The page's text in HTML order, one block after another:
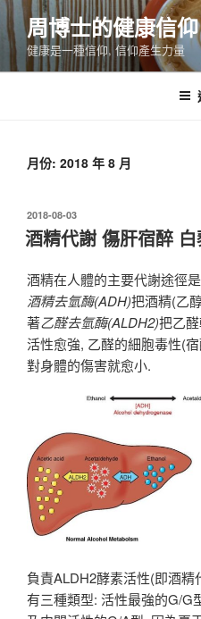
至
主
要
周博士的健康信仰
健康是一種信仰, 信仰產生力量
月份: 2018 年 8 月
發
佈
於
2018-08-03
酒精代謝 傷肝宿醉
酒精在人體的主要代謝途徑
酒精去氫酶(ADH)把酒精(乙
著乙醛去氫酶(ALDH2)把乙
活性愈強, 乙醛的細胞毒性(
對身體的傷害就愈小.
負責ALDH2酵素活性(即酒
有三種類型: 活性最強的G/G